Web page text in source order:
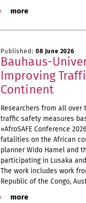
more
Published: 08 June 2026
Bauhaus-
Improving
Continent
Researchers from all
traffic safety measures
»AfroSAFE Conference
fatalities on the African
planner Wido Hamel and
participating in Lusaka
The work includes work
Republic of the Congo,
more